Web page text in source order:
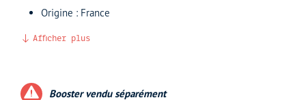
Origine : France
Afficher plus
Booster vendu séparément